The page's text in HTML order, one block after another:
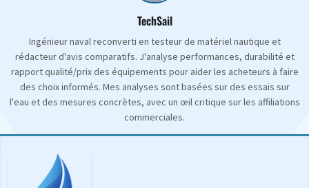
TechSail
Ingénieur naval reconverti en testeur de matériel nautique et
rédacteur d'avis comparatifs. J'analyse performances, durabilité et
rapport qualité/prix des équipements pour aider les acheteurs à faire
des choix informés. Mes analyses sont basées sur des essais sur
l'eau et des mesures concrètes, avec un œil critique sur les affiliations
commerciales.